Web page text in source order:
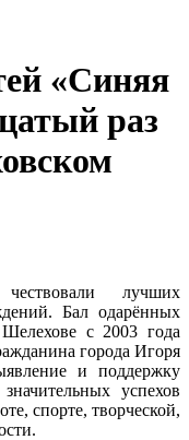
«Синяя
раз
лучших
Бал одарённых
с 2003 года
города Игоря
и поддержку
успехов
спорте, творческой,